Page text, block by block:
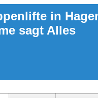
in
sagt Alles